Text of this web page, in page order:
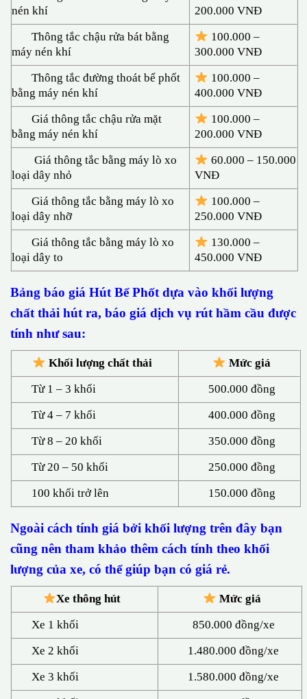
nén khí
200.000 VNĐ
Thông tắc chậu rửa bát bằng
máy nén khí
100.000 –
300.000 VNĐ
Thông tắc đường thoát bể phốt
bằng máy nén khí
100.000 –
400.000 VNĐ
Giá thông tắc chậu rửa mặt
bằng máy nén khí
100.000 –
200.000 VNĐ
Giá thông tắc bằng máy lò xo
loại dây nhỏ
60.000 – 150.000
VNĐ
Giá thông tắc bằng máy lò xo
loại dây nhỡ
100.000 –
250.000 VNĐ
Giá thông tắc bằng máy lò xo
loại dây to
130.000 –
450.000 VNĐ
Bảng báo giá Hút Bể Phốt dựa vào khối lượng
chất thải hút ra, báo giá dịch vụ rút hầm cầu được
tính như sau:
Khối lượng chất thải
Mức giá
Từ 1 – 3 khối
500.000 đồng
Từ 4 – 7 khối
400.000 đồng
Từ 8 – 20 khối
350.000 đồng
Từ 20 – 50 khối
250.000 đồng
100 khối trở lên
150.000 đồng
Ngoài cách tính giá bởi khối lượng trên đây bạn
cũng nên tham khảo thêm cách tính theo khối
lượng của xe, có thể giúp bạn có giá rẻ.
Xe thông hút
Mức giá
Xe 1 khối
850.000 đồng/xe
Xe 2 khối
1.480.000 đồng/xe
Xe 3 khối
1.580.000 đồng/xe